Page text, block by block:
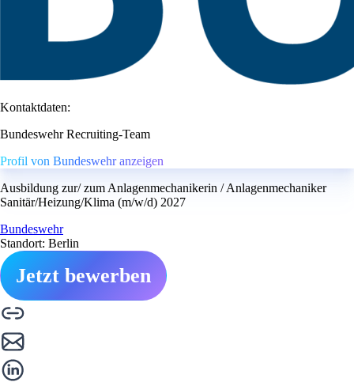
Kontaktdaten:
Bundeswehr Recruiting-Team
Profil von Bundeswehr anzeigen
Ausbildung zur/ zum Anlagenmechanikerin / Anlagenmechaniker
Sanitär/Heizung/Klima (m/w/d) 2027
Bundeswehr
Standort: Berlin
Jetzt bewerben